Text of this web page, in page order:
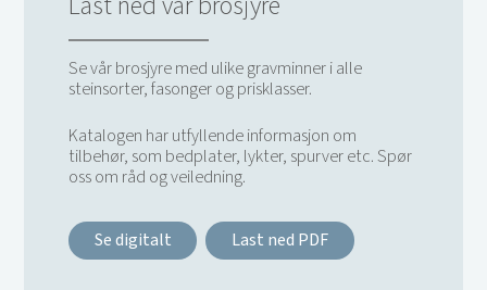
Se vår brosjyre med ulike gravminner i alle
steinsorter, fasonger og prisklasser.
Katalogen har utfyllende informasjon om
tilbehør, som bedplater, lykter, spurver etc. Spør
oss om råd og veiledning.
Se digitalt Last ned PDF